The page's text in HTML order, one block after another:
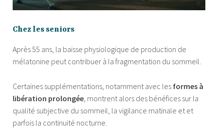
Chez les seniors
Après 55 ans, la baisse physiologique de production de
mélatonine peut contribuer à la fragmentation du sommeil.
Certaines supplémentations, notamment avec les formes à
libération prolongée , montrent alors des bénéfices sur la
qualité subjective du sommeil, la vigilance matinale et et
parfois la continuité nocturne.